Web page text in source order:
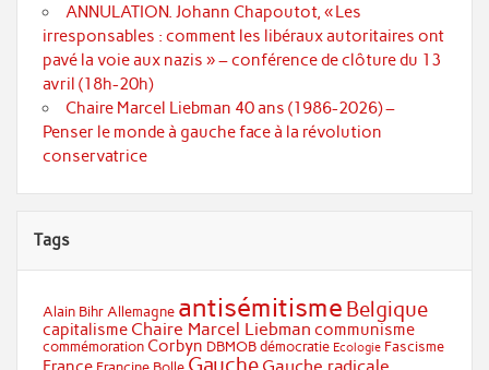
ANNULATION. Johann Chapoutot, « Les
irresponsables : comment les libéraux autoritaires ont
pavé la voie aux nazis » – conférence de clôture du 13
avril (18h-20h)
Chaire Marcel Liebman 40 ans (1986-2026) –
Penser le monde à gauche face à la révolution
conservatrice
Tags
Alain Bihr Allemagne antisémitisme Belgique
capitalisme Chaire Marcel Liebman communisme
commémoration Corbyn DBMOB démocratie Ecologie Fascisme